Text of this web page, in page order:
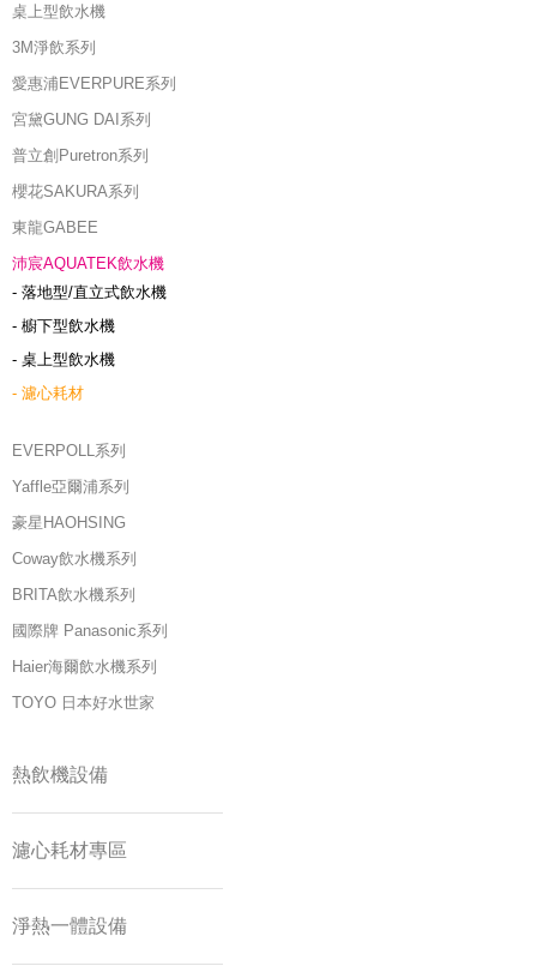
桌上型飲水機
3M淨飲系列
愛惠浦EVERPURE系列
宮黛GUNG DAI系列
普立創Puretron系列
櫻花SAKURA系列
東龍GABEE
沛宸AQUATEK飲水機
- 落地型/直立式飲水機
- 櫥下型飲水機
- 桌上型飲水機
- 濾心耗材
EVERPOLL系列
Yaffle亞爾浦系列
豪星HAOHSING
Coway飲水機系列
BRITA飲水機系列
國際牌 Panasonic系列
Haier海爾飲水機系列
TOYO 日本好水世家
熱飲機設備
濾心耗材專區
淨熱一體設備